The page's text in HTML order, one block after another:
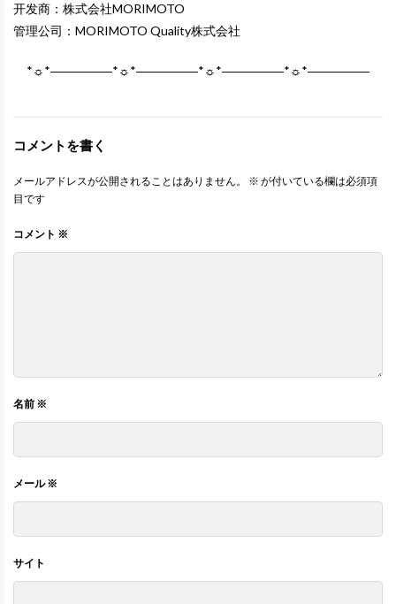
开发商：株式会社MORIMOTO
管理公司：MORIMOTO Quality株式会社
*☼*―――――*☼*―――――*☼*―――――*☼*―――――
コメントを書く
メールアドレスが公開されることはありません。 ※ が付いている欄は必須項
目です
コメント ※
名前 ※
メール※
サイト